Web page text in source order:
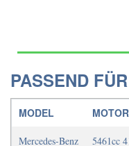
PASSEND FÜR
MODEL MOTOR
Mercedes-Benz 5461cc